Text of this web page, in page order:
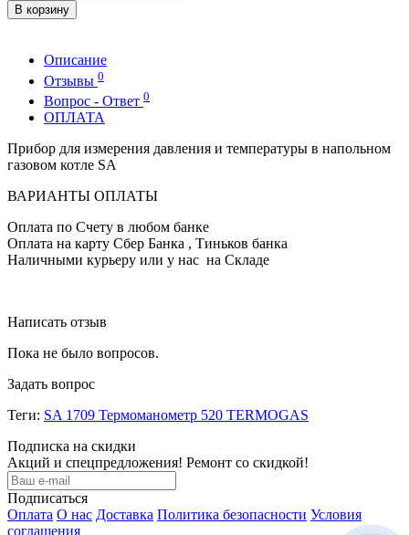
В корзину
Описание
Отзывы 0
Вопрос - Ответ 0
ОПЛАТА
Прибор для измерения давления и температуры в напольном
газовом котле SA
ВАРИАНТЫ ОПЛАТЫ
Оплата по Счету в любом банке
Оплата на карту Сбер Банка , Тиньков банка
Наличными курьеру или у нас на Складе
Написать отзыв
Пока не было вопросов.
Задать вопрос
Теги: SA 1709 Термоманометр 520 TERMOGAS
Подписка на скидки
Акций и спецпредложения! Ремонт со скидкой!
Подписаться
Оплата О нас Доставка Политика безопасности Условия
соглашения